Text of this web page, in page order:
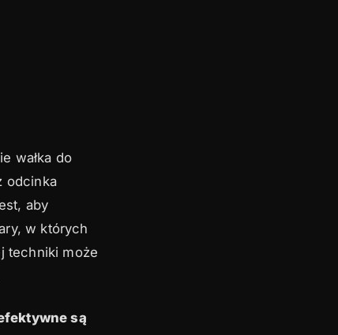
wałka do
odcinka
aby
w których
techniki może
są